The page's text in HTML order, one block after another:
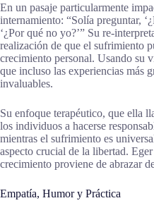
En un pasaje particularmente
internamiento: “Solía preguntar,
‘¿Por qué no yo?’” Su re-
realización de que el sufrimiento
crecimiento personal. Usando su
que incluso las experiencias más
invaluables.
Su enfoque terapéutico, que ella
los individuos a hacerse
mientras el sufrimiento es
aspecto crucial de la libertad.
crecimiento proviene de abrazar
Empatía, Humor y Práctica